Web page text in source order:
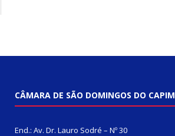
CÂMARA DE SÃO DOMINGOS DO CAPIM
End.: Av. Dr. Lauro Sodré – Nº 30